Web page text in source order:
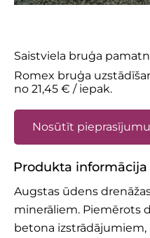
Saistviela bruģa
Romex bruģa
no 21,45 € / iepak.
Nosūtīt pieprasījumu
Produkta informācija
Augstas ūdens
minerāliem. Piemērots
betona